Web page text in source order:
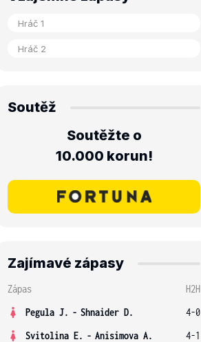
Soutěž
Soutěžte o
10.000 korun!
Zajímavé zápasy
Zápas
H2H
Pegula J. - Shnaider D.
4-0
Svitolina E. - Anisimova A.
4-1